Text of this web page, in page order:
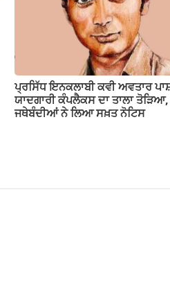
ਪ੍ਰਸਿੱਧ ਇਨਕਲਾਬੀ ਕਵੀ ਅਵਤਾਰ
ਯਾਦਗਾਰੀ ਕੰਪਲੈਕਸ ਦਾ ਤਾਲਾ ਤੋੜਿਆ,
ਜਥੇਬੰਦੀਆਂ ਨੇ ਲਿਆ ਸਖ਼ਤ ਨੋਟਿਸ